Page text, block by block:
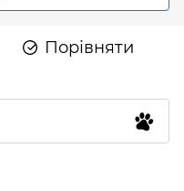
Порівняти